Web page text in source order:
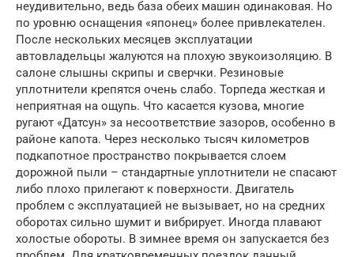
неудивительно, ведь база обеих машин одинаковая. Но
по уровню оснащения «японец» более привлекателен.
После нескольких месяцев эксплуатации
автовладельцы жалуются на плохую звукоизоляцию. В
салоне слышны скрипы и сверчки. Резиновые
уплотнители крепятся очень слабо. Торпеда жесткая и
неприятная на ощупь. Что касается кузова, многие
ругают «Датсун» за несоответствие зазоров, особенно в
районе капота. Через несколько тысяч километров
подкапотное пространство покрывается слоем
дорожной пыли – стандартные уплотнители не спасают
либо плохо прилегают к поверхности. Двигатель
проблем с эксплуатацией не вызывает, но на средних
оборотах сильно шумит и вибрирует. Иногда плавают
холостые обороты. В зимнее время он запускается без